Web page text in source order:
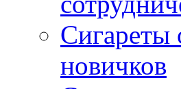
новичков